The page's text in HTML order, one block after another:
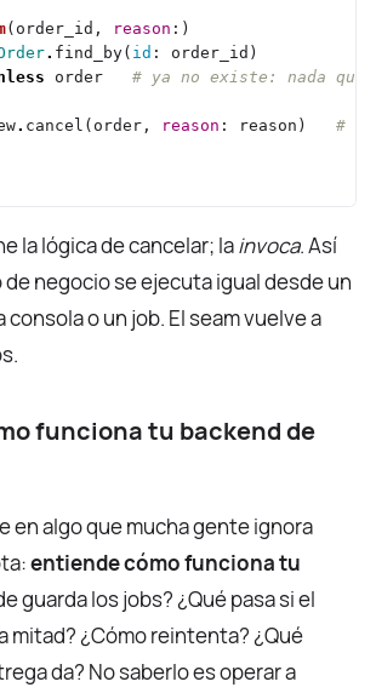
(order_id, reason
. find_by( id
order # ya no existe: nada que
. cancel(order, reason : reason) #
la lógica de cancelar; lainvoca. Así
negocio se ejecuta igual desde un
o un job. El seam vuelve a
funciona tu backend de
en algo que mucha gente ignora
entiende cómo funciona tu
guarda los jobs? ¿Qué pasa si el
mitad? ¿Cómo reintenta? ¿Qué
da? No saberlo es operar a